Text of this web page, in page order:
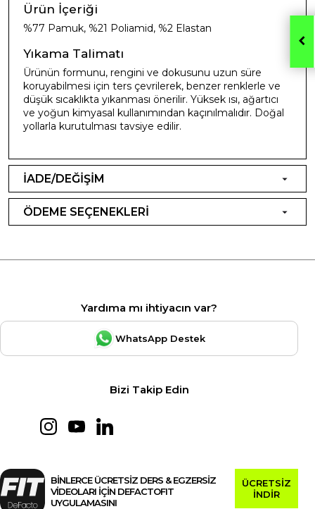
Ürün İçeriği
%77 Pamuk, %21 Poliamid, %2 Elastan
Yıkama Talimatı
Ürünün formunu, rengini ve dokusunu uzun süre
koruyabilmesi için ters çevrilerek, benzer renklerle ve
düşük sıcaklıkta yıkanması önerilir. Yüksek ısı, ağartıcı
ve yoğun kimyasal kullanımından kaçınılmalıdır. Doğal
yollarla kurutulması tavsiye edilir.
İADE/DEĞİŞİM
ÖDEME SEÇENEKLERİ
Yardıma mı ihtiyacın var?
WhatsApp Destek
Bizi Takip Edin
BİNLERCE ÜCRETSİZ DERS & EGZERSİZ
VİDEOLARI İÇİN DEFACTOFIT
UYGULAMASINI
ÜCRETSİZ
İNDİR